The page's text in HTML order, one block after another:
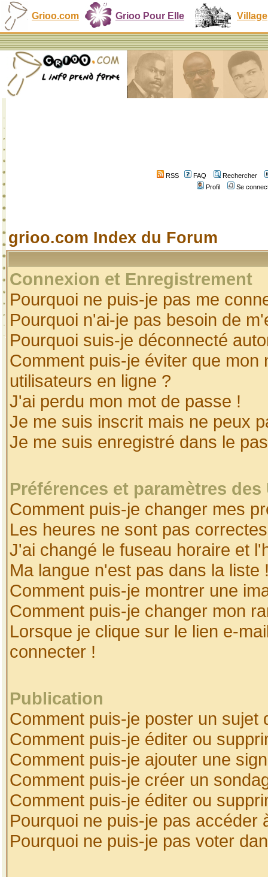
Grioo.com Grioo Pour Elle Village
RSS FAQ
Rechercher
Profil
Se
grioo.com Index du Forum
Connexion et Enregistrement
Pourquoi ne puis-je pas me
Pourquoi n'ai-je pas besoin de
Pourquoi suis-je déconnecté
Comment puis-je éviter que
utilisateurs en ligne ?
J'ai perdu mon mot de passe !
Je me suis inscrit mais ne peux
Je me suis enregistré dans le
Préférences et paramètres
Comment puis-je changer mes
Les heures ne sont pas
J'ai changé le fuseau horaire et
Ma langue n'est pas dans la liste
Comment puis-je montrer une
Comment puis-je changer mon
Lorsque je clique sur le lien e-
connecter !
Publication
Comment puis-je poster un sujet
Comment puis-je éditer ou
Comment puis-je ajouter une
Comment puis-je créer un
Comment puis-je éditer ou
Pourquoi ne puis-je pas accéder
Pourquoi ne puis-je pas voter